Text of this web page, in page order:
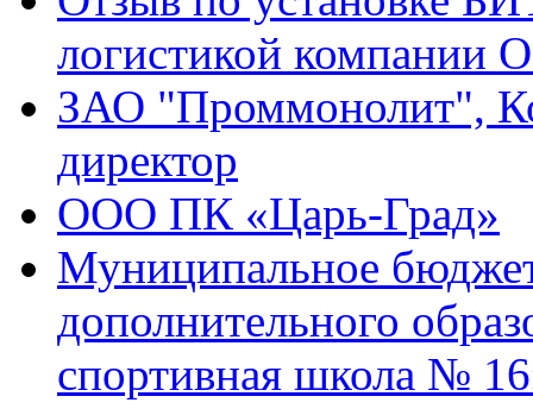
логистикой
ЗАО "Проммонолит",
директор
ООО ПК «Царь-Град»
Муниципальное
дополнительного
спортивная школа №